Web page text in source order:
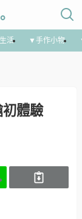
活 ▼手作小物
初體驗